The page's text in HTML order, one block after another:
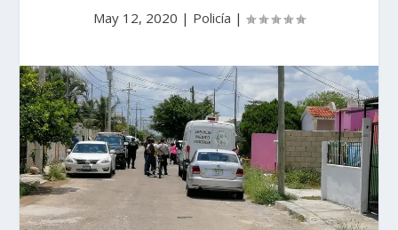
May 12, 2020 | Policía |